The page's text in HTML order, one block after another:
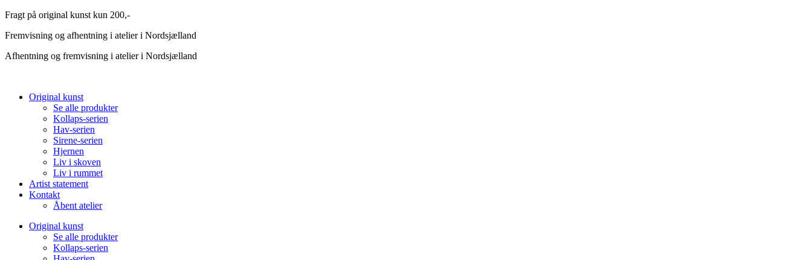
Videre
indhold
Fragt på original kunst kun 200,-
Fremvisning og afhentning i atelier i Nordsjælland
Afhentning og fremvisning i atelier i Nordsjælland
Original kunst
Se alle produkter
Kollaps-serien
Hav-serien
Sirene-serien
Hjernen
Liv i skoven
Liv i rummet
Artist statement
Kontakt
Åbent atelier
Original kunst
Se alle produkter
Kollaps-serien